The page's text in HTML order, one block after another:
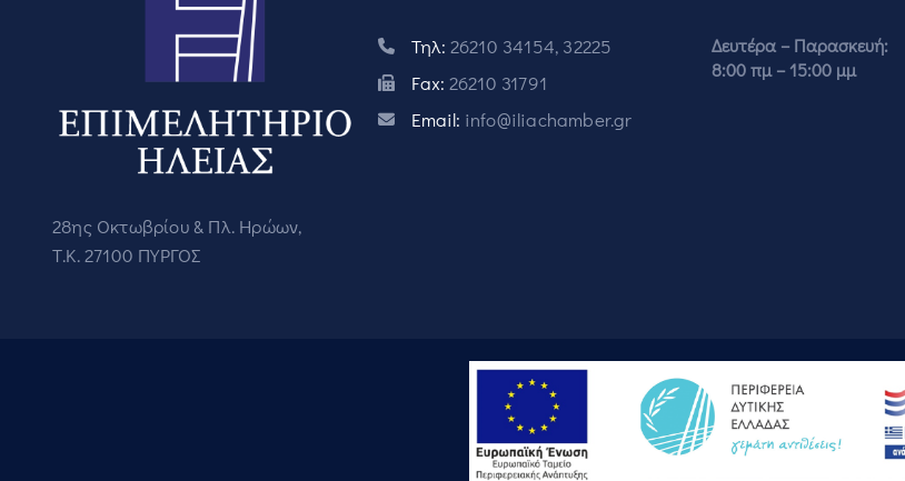
28ης Οκτωβρίου & Πλ. Ηρώων,
Τ.Κ. 27100 ΠΥΡΓΟΣ
Τηλ: 26210 34154, 32225
Fax: 26210 31791
Email: info@iliachamber.gr
Δευτέρα – Παρασκευή:
8:00 πμ – 15:00 μμ